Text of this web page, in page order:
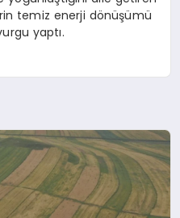
temiz enerji dönüşümü
yaptı.